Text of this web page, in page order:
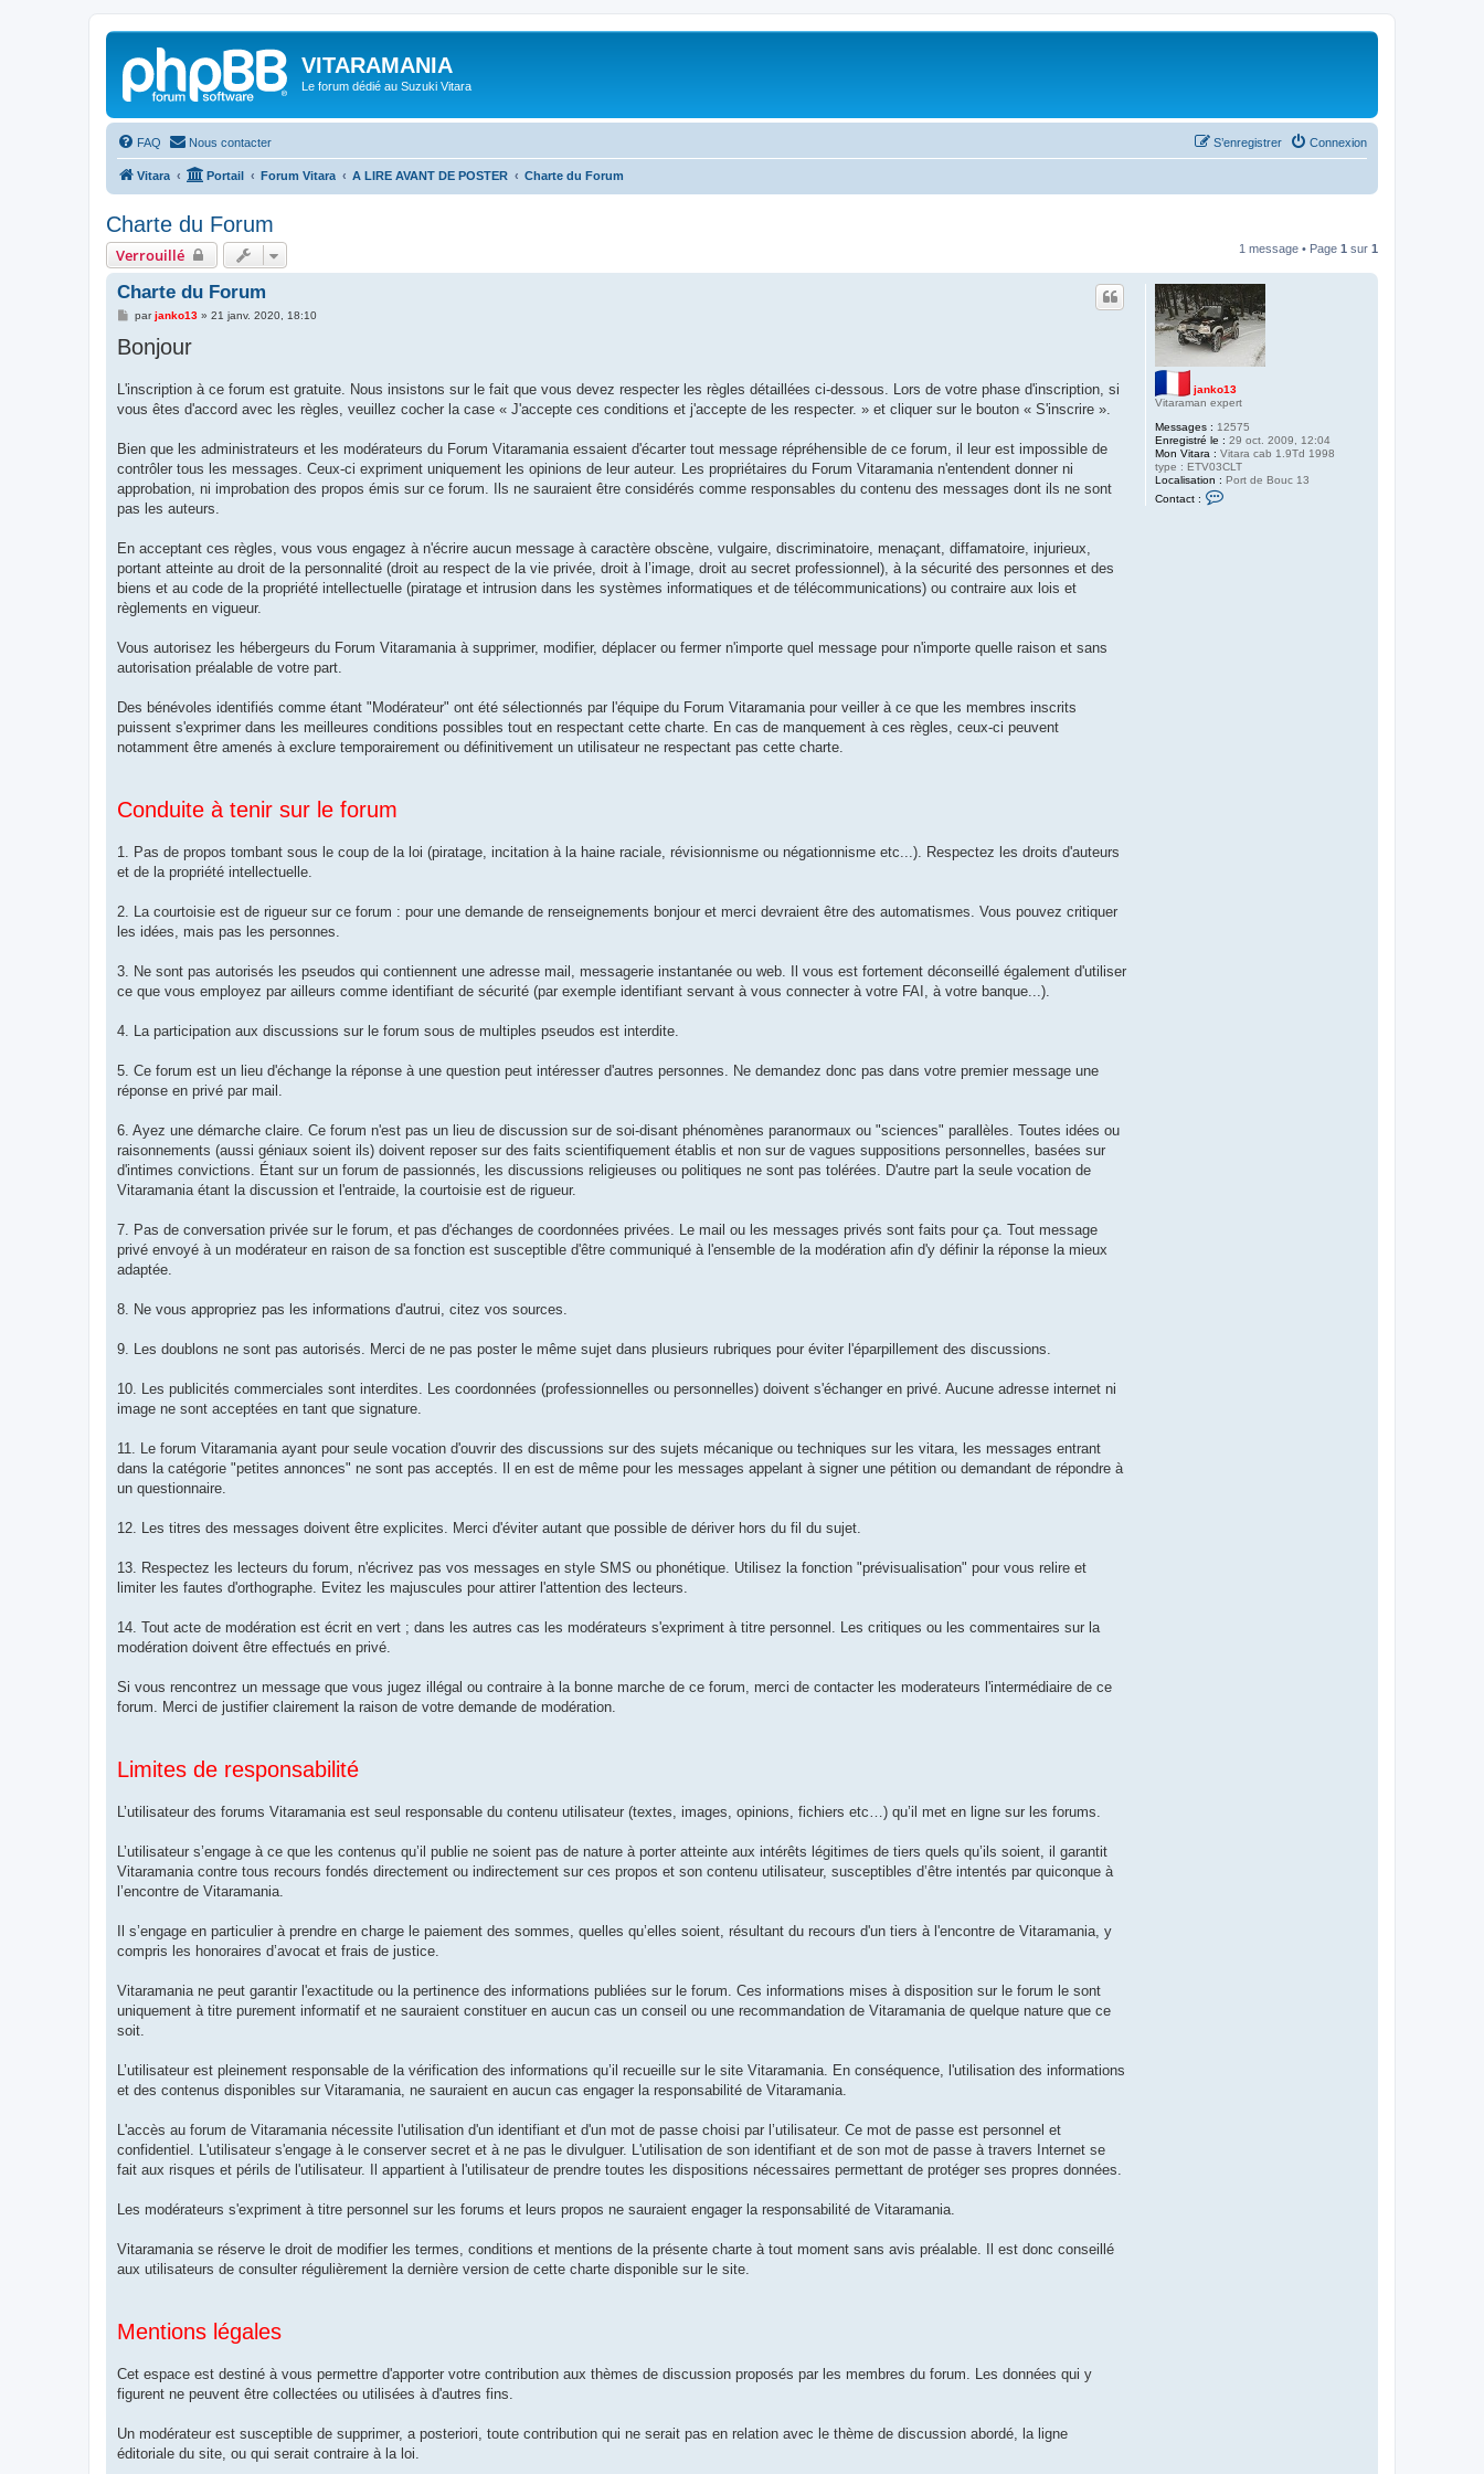
VITARAMANIA
Le forum dédié au Suzuki Vitara
FAQ Nous contacter Connexion
S’enregistrer
Vitara Portail Forum Vitara A LIRE AVANT DE POSTER Charte du Forum
Charte du Forum
Verrouillé 1 message • Page 1 sur 1
janko13
Vitaraman expert
Messages : 12575
Enregistré le : 29 oct. 2009, 12:04
Mon Vitara : Vitara cab 1.9Td 1998
type : ETV03CLT
Localisation : Port de Bouc 13
Contact :
Charte du Forum
M
s
s
e
parjanko13» 21 janv. 2020, 18:10
Bonjour
L'inscription à ce forum est gratuite. Nous insistons sur le fait que vous devez respecter les règles détaillées ci-dessous. Lors de votre phase d'inscription, si
vous êtes d'accord avec les règles, veuillez cocher la case « J'accepte ces conditions et j'accepte de les respecter. » et cliquer sur le bouton « S'inscrire ».
Bien que les administrateurs et les modérateurs du Forum Vitaramania essaient d'écarter tout message répréhensible de ce forum, il leur est impossible de
contrôler tous les messages. Ceux-ci expriment uniquement les opinions de leur auteur. Les propriétaires du Forum Vitaramania n'entendent donner ni
approbation, ni improbation des propos émis sur ce forum. Ils ne sauraient être considérés comme responsables du contenu des messages dont ils ne sont
pas les auteurs.
En acceptant ces règles, vous vous engagez à n'écrire aucun message à caractère obscène, vulgaire, discriminatoire, menaçant, diffamatoire, injurieux,
portant atteinte au droit de la personnalité (droit au respect de la vie privée, droit à l’image, droit au secret professionnel), à la sécurité des personnes et des
biens et au code de la propriété intellectuelle (piratage et intrusion dans les systèmes informatiques et de télécommunications) ou contraire aux lois et
règlements en vigueur.
Vous autorisez les hébergeurs du Forum Vitaramania à supprimer, modifier, déplacer ou fermer n'importe quel message pour n'importe quelle raison et sans
autorisation préalable de votre part.
Des bénévoles identifiés comme étant "Modérateur" ont été sélectionnés par l'équipe du Forum Vitaramania pour veiller à ce que les membres inscrits
puissent s'exprimer dans les meilleures conditions possibles tout en respectant cette charte. En cas de manquement à ces règles, ceux-ci peuvent
notamment être amenés à exclure temporairement ou définitivement un utilisateur ne respectant pas cette charte.
Conduite à tenir sur le forum
1. Pas de propos tombant sous le coup de la loi (piratage, incitation à la haine raciale, révisionnisme ou négationnisme etc...). Respectez les droits d'auteurs
et de la propriété intellectuelle.
2. La courtoisie est de rigueur sur ce forum : pour une demande de renseignements bonjour et merci devraient être des automatismes. Vous pouvez critiquer
les idées, mais pas les personnes.
3. Ne sont pas autorisés les pseudos qui contiennent une adresse mail, messagerie instantanée ou web. Il vous est fortement déconseillé également d'utiliser
ce que vous employez par ailleurs comme identifiant de sécurité (par exemple identifiant servant à vous connecter à votre FAI, à votre banque...).
4. La participation aux discussions sur le forum sous de multiples pseudos est interdite.
5. Ce forum est un lieu d'échange la réponse à une question peut intéresser d'autres personnes. Ne demandez donc pas dans votre premier message une
réponse en privé par mail.
6. Ayez une démarche claire. Ce forum n'est pas un lieu de discussion sur de soi-disant phénomènes paranormaux ou "sciences" parallèles. Toutes idées ou
raisonnements (aussi géniaux soient ils) doivent reposer sur des faits scientifiquement établis et non sur de vagues suppositions personnelles, basées sur
d'intimes convictions. Étant sur un forum de passionnés, les discussions religieuses ou politiques ne sont pas tolérées. D'autre part la seule vocation de
Vitaramania étant la discussion et l'entraide, la courtoisie est de rigueur.
7. Pas de conversation privée sur le forum, et pas d'échanges de coordonnées privées. Le mail ou les messages privés sont faits pour ça. Tout message
privé envoyé à un modérateur en raison de sa fonction est susceptible d'être communiqué à l'ensemble de la modération afin d'y définir la réponse la mieux
adaptée.
8. Ne vous appropriez pas les informations d'autrui, citez vos sources.
9. Les doublons ne sont pas autorisés. Merci de ne pas poster le même sujet dans plusieurs rubriques pour éviter l'éparpillement des discussions.
10. Les publicités commerciales sont interdites. Les coordonnées (professionnelles ou personnelles) doivent s'échanger en privé. Aucune adresse internet ni
image ne sont acceptées en tant que signature.
11. Le forum Vitaramania ayant pour seule vocation d'ouvrir des discussions sur des sujets mécanique ou techniques sur les vitara, les messages entrant
dans la catégorie "petites annonces" ne sont pas acceptés. Il en est de même pour les messages appelant à signer une pétition ou demandant de répondre à
un questionnaire.
12. Les titres des messages doivent être explicites. Merci d'éviter autant que possible de dériver hors du fil du sujet.
13. Respectez les lecteurs du forum, n'écrivez pas vos messages en style SMS ou phonétique. Utilisez la fonction "prévisualisation" pour vous relire et
limiter les fautes d'orthographe. Evitez les majuscules pour attirer l'attention des lecteurs.
14. Tout acte de modération est écrit en vert ; dans les autres cas les modérateurs s'expriment à titre personnel. Les critiques ou les commentaires sur la
modération doivent être effectués en privé.
Si vous rencontrez un message que vous jugez illégal ou contraire à la bonne marche de ce forum, merci de contacter les moderateurs l'intermédiaire de ce
forum. Merci de justifier clairement la raison de votre demande de modération.
Limites de responsabilité
L’utilisateur des forums Vitaramania est seul responsable du contenu utilisateur (textes, images, opinions, fichiers etc…) qu’il met en ligne sur les forums.
L’utilisateur s’engage à ce que les contenus qu’il publie ne soient pas de nature à porter atteinte aux intérêts légitimes de tiers quels qu’ils soient, il garantit
Vitaramania contre tous recours fondés directement ou indirectement sur ces propos et son contenu utilisateur, susceptibles d’être intentés par quiconque à
l’encontre de Vitaramania.
Il s’engage en particulier à prendre en charge le paiement des sommes, quelles qu’elles soient, résultant du recours d'un tiers à l'encontre de Vitaramania, y
compris les honoraires d’avocat et frais de justice.
Vitaramania ne peut garantir l'exactitude ou la pertinence des informations publiées sur le forum. Ces informations mises à disposition sur le forum le sont
uniquement à titre purement informatif et ne sauraient constituer en aucun cas un conseil ou une recommandation de Vitaramania de quelque nature que ce
soit.
L’utilisateur est pleinement responsable de la vérification des informations qu’il recueille sur le site Vitaramania. En conséquence, l'utilisation des informations
et des contenus disponibles sur Vitaramania, ne sauraient en aucun cas engager la responsabilité de Vitaramania.
L'accès au forum de Vitaramania nécessite l'utilisation d'un identifiant et d'un mot de passe choisi par l’utilisateur. Ce mot de passe est personnel et
confidentiel. L'utilisateur s'engage à le conserver secret et à ne pas le divulguer. L'utilisation de son identifiant et de son mot de passe à travers Internet se
fait aux risques et périls de l'utilisateur. Il appartient à l'utilisateur de prendre toutes les dispositions nécessaires permettant de protéger ses propres données.
Les modérateurs s'expriment à titre personnel sur les forums et leurs propos ne sauraient engager la responsabilité de Vitaramania.
Vitaramania se réserve le droit de modifier les termes, conditions et mentions de la présente charte à tout moment sans avis préalable. Il est donc conseillé
aux utilisateurs de consulter régulièrement la dernière version de cette charte disponible sur le site.
Mentions légales
Cet espace est destiné à vous permettre d'apporter votre contribution aux thèmes de discussion proposés par les membres du forum. Les données qui y
figurent ne peuvent être collectées ou utilisées à d'autres fins.
Un modérateur est susceptible de supprimer, a posteriori, toute contribution qui ne serait pas en relation avec le thème de discussion abordé, la ligne
éditoriale du site, ou qui serait contraire à la loi.